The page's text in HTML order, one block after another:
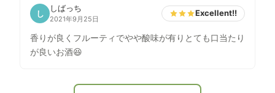
し
しばっち
2021年9月25日
Excellent!!
香りが良くフルーティでやや酸味が有りとても口当たり
が良いお酒😆